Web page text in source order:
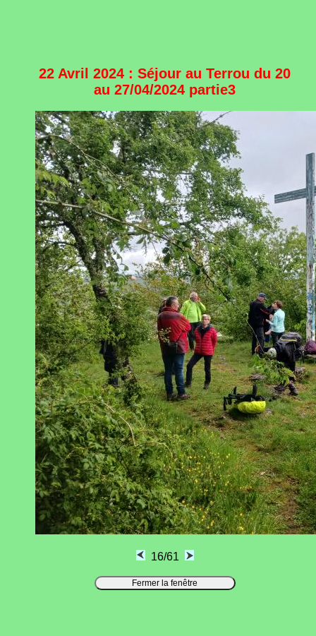
22 Avril 2024 : Séjour au Terrou du 20
au 27/04/2024 partie3
16/61